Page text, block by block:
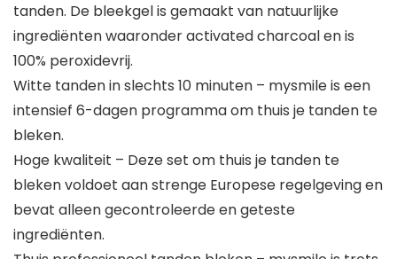
tanden. De bleekgel is gemaakt van natuurlijke
ingrediënten waaronder activated charcoal en is
100% peroxidevrij.
Witte tanden in slechts 10 minuten – mysmile is een
intensief 6-dagen programma om thuis je tanden te
bleken.
Hoge kwaliteit – Deze set om thuis je tanden te
bleken voldoet aan strenge Europese regelgeving en
bevat alleen gecontroleerde en geteste
ingrediënten.